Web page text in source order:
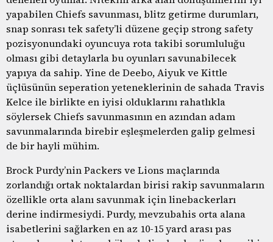
yapabilen Chiefs savunması, blitz getirme durumları,
snap sonrası tek safety’li düzene geçip strong safety
pozisyonundaki oyuncuya rota takibi sorumluluğu
olması gibi detaylarla bu oyunları savunabilecek
yapıya da sahip. Yine de Deebo, Aiyuk ve Kittle
üçlüsünün seperation yeteneklerinin de sahada Travis
Kelce ile birlikte en iyisi olduklarını rahatlıkla
söylersek Chiefs savunmasının en azından adam
savunmalarında birebir eşleşmelerden galip gelmesi
de bir hayli mühim.
Brock Purdy’nin Packers ve Lions maçlarında
zorlandığı ortak noktalardan birisi rakip savunmaların
özellikle orta alanı savunmak için linebackerları
derine indirmesiydi. Purdy, mevzubahis orta alana
isabetlerini sağlarken en az 10-15 yard arası pas